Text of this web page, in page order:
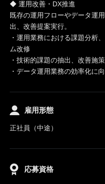
◆ 運用改善・DX推進
既存の運用フローやデータ運
出、改善提案実行。
・運用業務における課題分析
ム改修
・技術的課題の抽出、改善施
・データ運用業務の効率化に
雇用形態
正社員（中途）
応募資格